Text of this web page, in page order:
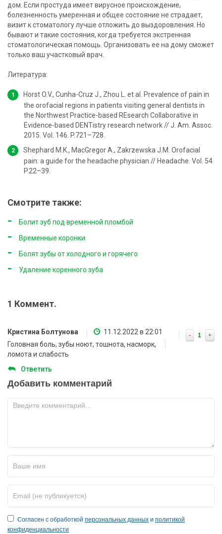
дом. Если простуда имеет вирусное происхождение,
болезненность умеренная и общее состояние не страдает,
визит к стоматологу лучше отложить до выздоровления. Но
бывают и такие состояния, когда требуется экстренная
стоматологическая помощь. Организовать ее на дому сможет
только ваш участковый врач.
Литература:
Horst O.V., Cunha-Cruz J., Zhou L. et al. Prevalence of pain in
the orofacial regions in patients visiting general dentists in
the Northwest Practice-based REsearch Collaborative in
Evidence-based DENTistry research network // J. Am. Assoc.
2015. Vol. 146. P.721–728.
Shephard M.K., MacGregor A., Zakrzewska J.M. Orofacial
pain: a guide for the headache physician // Headache. Vol. 54.
P.22–39.
Смотрите также:
Болит зуб под временной пломбой
Временные коронки
Болят зубы от холодного и горячего
Удаление коренного зуба
1 Коммент.
Кристина Болтунова 11.12.2022 в 22:01 - 1 +
Головная боль, зубы ноют, тошнота, насморк,
ломота и слабость
Ответить
Добавить комментарий
Согласен с обработкой персональных данных и политикой
конфиденциальности